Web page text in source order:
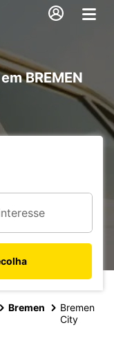
BREMEN
Bremen
Bremen
City